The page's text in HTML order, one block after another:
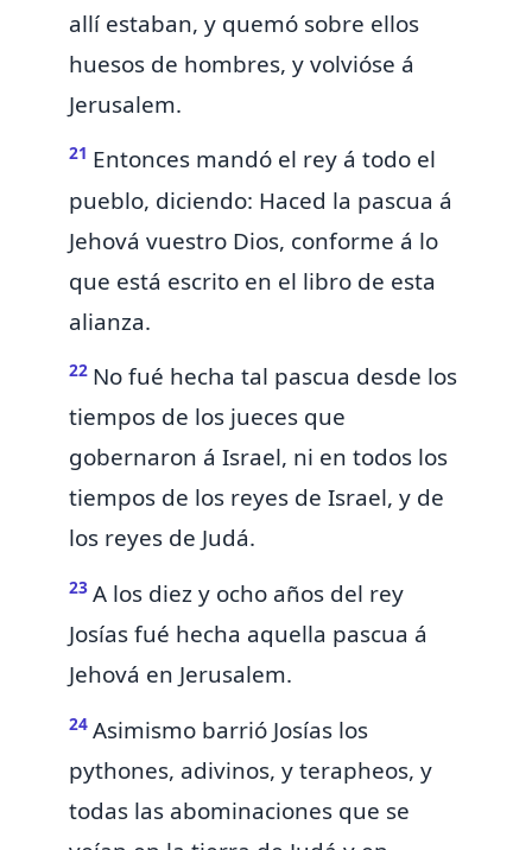
allí estaban, y quemó sobre ellos
huesos de hombres, y volvióse á
Jerusalem.
21 Entonces mandó el rey á todo el
pueblo, diciendo: Haced la pascua á
Jehová vuestro Dios, conforme á lo
que está escrito en el libro de esta
alianza.
22 No fué hecha tal pascua desde los
tiempos de los jueces que
gobernaron á Israel, ni en todos los
tiempos de los reyes de Israel, y de
los reyes de Judá.
23 A los diez y ocho años del rey
Josías fué hecha aquella pascua á
Jehová en Jerusalem.
24 Asimismo barrió Josías los
pythones, adivinos, y terapheos, y
todas las abominaciones que se